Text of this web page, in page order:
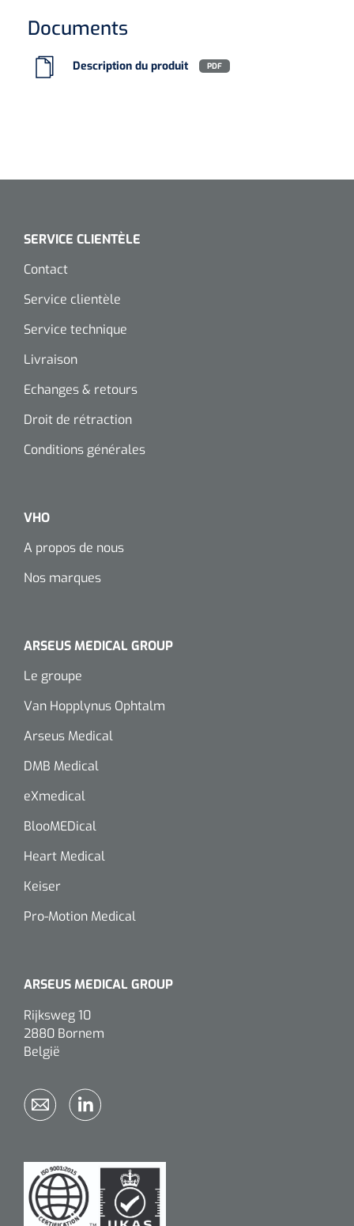
Documents
Description du produit PDF
SERVICE CLIENTÈLE
Contact
Service clientèle
Service technique
Livraison
Echanges & retours
Droit de rétraction
Conditions générales
VHO
A propos de nous
Nos marques
ARSEUS MEDICAL GROUP
Le groupe
Van Hopplynus Ophtalm
Arseus Medical
DMB Medical
eXmedical
BlooMEDical
Heart Medical
Keiser
Pro-Motion Medical
ARSEUS MEDICAL GROUP
Rijksweg 10
2880 Bornem
België